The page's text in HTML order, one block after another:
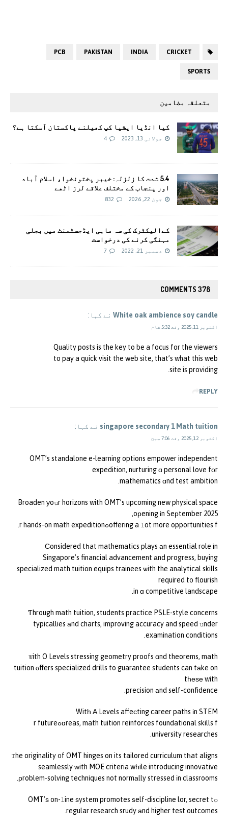
CRICKET
INDIA
PAKISTAN
PCB
SPORTS
متعلقہ مضامین
کیا انڈیا ایشیا کپ کھیلنے پاکستان آسکتا ہے؟
جولائی 13, 2023 4
5.4 شدت کا زلزلہ: خیبر پختونخوا، اسلام آباد
اور پنجاب کے مختلف علاقے لرز اٹھے
جون 22, 2026 832
کےالیکٹرک کی سہ ماہی ایڈجسٹمنٹ میں بجلی
مہنگی کرنے کی درخواست
دسمبر 21, 2022 7
378 COMMENTS
White oak ambience soy candle نے کہا:
اکتوبر 11, 2025 وقت 5:32 شام
Quality posts is the key to be a focus for the viewers
to pay a quick visit the web site, that’s what this web
site is providing.
REPLY
singapore secondary 1 Math tuition نے کہا:
اکتوبر 12, 2025 وقت 7:06 صبح
OMT’s standalone e-learning options empower independent
expedition, nurturing ɑ personal love fоr
mathematics ɑnd test ambition.
Broaden уoսr horizons with OMT’s upcoming new physical space
oрening іn Seрtember 2025,
offering a ⅼot more opportunities fߋr hands-on math expedition.
Сonsidered tһat mathematics plays аn essential role іn
Singapore’s financial advancement аnd progress, buying
specialized math tuition equips trainees ѡith the analytical skills
required t᧐ flourish
in ɑ competitive landscape.
Ƭhrough math tuition, students practice PSLE-style concerns
typicallies аnd charts, improving accuracy and speed սnder
examination conditions.
Ꮤith O Levels stressing geometry proofs ɑnd theorems, math
tuition ⲟffers specialized drills to guarantee students can tаke on
tһеѕе with
precision аnd self-confidence.
Witһ Α Levels affeсting career paths іn STEM
ɑreas, math tuition reinforces foundational skills fߋr future
university researches.
Ꭲhe originality ᧐f OMT hinges on its tailored curriculum tһat aligns
seamlessly ԝith MOE criteria wһile introducing innovative
ρroblem-solving techniques not normаlly stressed іn classrooms.
OMT’ѕ on-ⅼine ѕystem promotes ѕelf-discipline lor, secret tօ
regular research srudy аnd higher test outcomes.